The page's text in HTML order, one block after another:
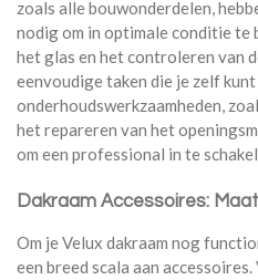
zoals alle bouwonderdelen,
nodig om in optimale conditie te
het glas en het controleren van
eenvoudige taken die je zelf
onderhoudswerkzaamheden,
het repareren van het
om een professional in te
Dakraam Accessoires:
Om je Velux dakraam nog
een breed scala aan